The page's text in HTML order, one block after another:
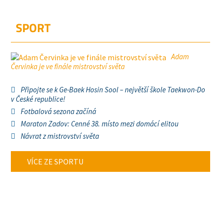
SPORT
Adam
Červinka je ve finále mistrovství světa
Připojte se k Ge-Baek Hosin Sool – největší škole Taekwon-Do
v České republice!
Fotbalová sezona začíná
Maraton Zadov: Cenné 38. místo mezi domácí elitou
Návrat z mistrovství světa
VÍCE ZE SPORTU